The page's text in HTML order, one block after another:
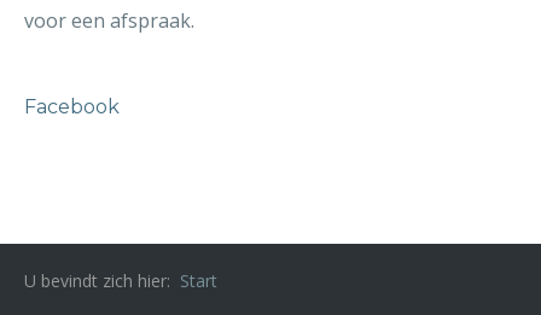
voor een afspraak.
Facebook
U bevindt zich hier: Start